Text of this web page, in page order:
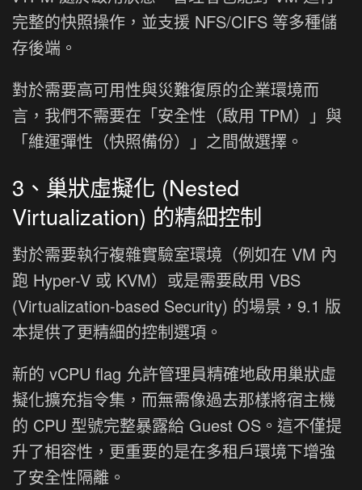
完整的快照操作，並支援 NFS/CIFS 等多種儲
存後端。
對於需要高可用性與災難復原的企業環境而
言，我們不需要在「安全性（啟用 TPM）」與
「維運彈性（快照備份）」之間做選擇。
3、巢狀虛擬化 (Nested
Virtualization) 的精細控制
對於需要執行複雜實驗室環境（例如在 VM 內
跑 Hyper-V 或 KVM）或是需要啟用 VBS
(Virtualization-based Security) 的場景，9.1 版
本提供了更精細的控制選項。
新的 vCPU flag 允許管理員精確地啟用巢狀虛
擬化擴充指令集，而無需像過去那樣將宿主機
的 CPU 型號完整暴露給 Guest OS。這不僅提
升了相容性，更重要的是在多租戶環境下增強
了安全性隔離。